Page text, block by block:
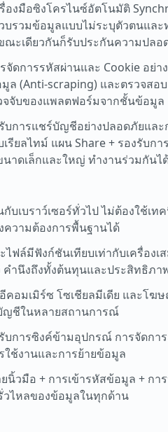
องมือซิงโครไนซ์อัตโนมัติ
รวมข้อมูลแบบไม่ระบุตัวตนแล
ะเดียวกันก็รับประกันความปลอ
จัดการรหัสผ่านและ Cookie อย่า
(Anti-scraping) และตรวจสอ
จจับของแพลตฟอร์มจากชั้นข้อมูล
บการแชร์บัญชีอย่างปลอดภัยแล
รียลไทม์ แผน Share + รองรับ
าดเล็กและใหญ่ ทำงานร่วมกัน
บเบราว์เซอร์ทั่วไป ไม่ต้องใช้เ
วามต้องการพื้นฐานได้
ฟล์มีฟังก์ชันเทียบเท่ากับเครื่องเ
คำนึงถึงทั้งต้นทุนและประสิทธิภา
อมเมิร์ซ โซเชียลมีเดีย และโฆ
ญชีในหลายสถานการณ์
บการซิงค์ข้ามอุปกรณ์ การจัดก
ใช้งานและการย้ายข้อมูล
นิ้วมือ + การเข้ารหัสข้อมูล + ก
วไหลของข้อมูลในทุกด้าน